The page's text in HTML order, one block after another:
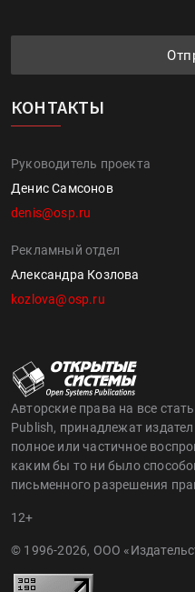
КОНТАКТЫ
Руководитель проекта
Денис Самсонов
denis@osp.ru
Рекламный отдел
Александра Козлова
kozlova@osp.ru
Авторские права на все
Publish, принадлежат
полное или частичное
каким бы то ни было
письменного разрешения
12+
© 1996-2026, ООО